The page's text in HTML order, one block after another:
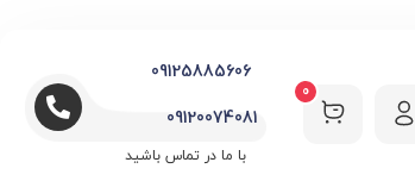
0
09125885606
09120074081
با ما در تماس باشید